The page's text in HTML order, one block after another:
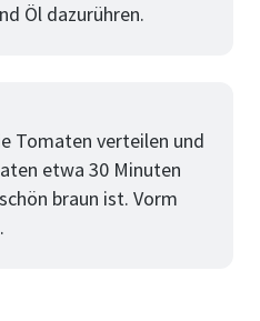
Öl dazurühren.
Tomaten verteilen und
etwa 30 Minuten
braun ist. Vorm